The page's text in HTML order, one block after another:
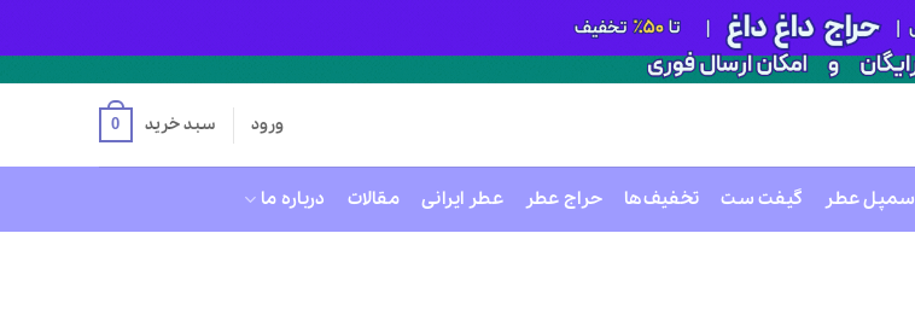
ورود سبد خرید 0
سمپل عطر گیفت ست تخفیف‌ها حراج عطر عطر ایرانی مقالات درباره ما